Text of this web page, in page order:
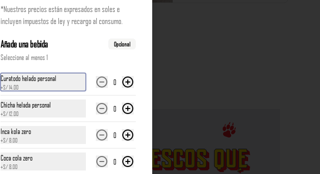
*Nuestros precios están expresados en soles e
incluyen impuestos de ley y recargo al consumo.
Añade una bebida Opcional
Seleccione al menos 1
Curatodo helado personal
+S/ 14.00
0
Chicha helada personal
+S/ 12.00
0
Inca kola zero
+S/ 8.00
0
Coca cola zero
+S/ 8.00
0